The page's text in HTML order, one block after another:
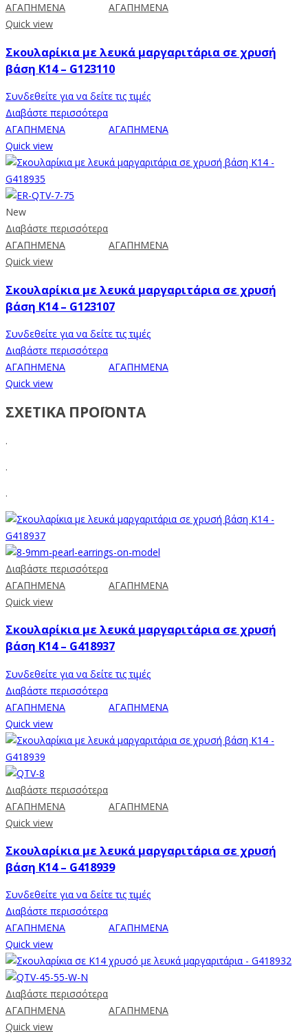
ΑΓΑΠΗΜΕΝΑ
ΑΓΑΠΗΜΕΝΑ
Quick view
Σκουλαρίκια με λευκά μαργαριτάρια σε χρυσή
βάση Κ14 – G123110
Συνδεθείτε για να δείτε τις τιμές
Διαβάστε περισσότερα
ΑΓΑΠΗΜΕΝΑ
ΑΓΑΠΗΜΕΝΑ
Quick view
New
Διαβάστε περισσότερα
ΑΓΑΠΗΜΕΝΑ
ΑΓΑΠΗΜΕΝΑ
Quick view
Σκουλαρίκια με λευκά μαργαριτάρια σε χρυσή
βάση Κ14 – G123107
Συνδεθείτε για να δείτε τις τιμές
Διαβάστε περισσότερα
ΑΓΑΠΗΜΕΝΑ
ΑΓΑΠΗΜΕΝΑ
Quick view
ΣΧΕΤΙΚΑ ΠΡΟΪΟΝΤΑ
.
.
.
Διαβάστε περισσότερα
ΑΓΑΠΗΜΕΝΑ
ΑΓΑΠΗΜΕΝΑ
Quick view
Σκουλαρίκια με λευκά μαργαριτάρια σε χρυσή
βάση Κ14 – G418937
Συνδεθείτε για να δείτε τις τιμές
Διαβάστε περισσότερα
ΑΓΑΠΗΜΕΝΑ
ΑΓΑΠΗΜΕΝΑ
Quick view
Διαβάστε περισσότερα
ΑΓΑΠΗΜΕΝΑ
ΑΓΑΠΗΜΕΝΑ
Quick view
Σκουλαρίκια με λευκά μαργαριτάρια σε χρυσή
βάση Κ14 – G418939
Συνδεθείτε για να δείτε τις τιμές
Διαβάστε περισσότερα
ΑΓΑΠΗΜΕΝΑ
ΑΓΑΠΗΜΕΝΑ
Quick view
Διαβάστε περισσότερα
ΑΓΑΠΗΜΕΝΑ
ΑΓΑΠΗΜΕΝΑ
Quick view